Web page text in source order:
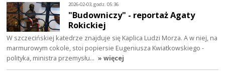
2026-02-03, godz. 05:36
"Budowniczy" - reportaż Agaty
Rokickiej
W szczecińskiej katedrze znajduje się Kaplica Ludzi Morza. A w niej, na
marmurowym cokole, stoi popiersie Eugeniusza Kwiatkowskiego -
polityka, ministra przemysłu… » więcej